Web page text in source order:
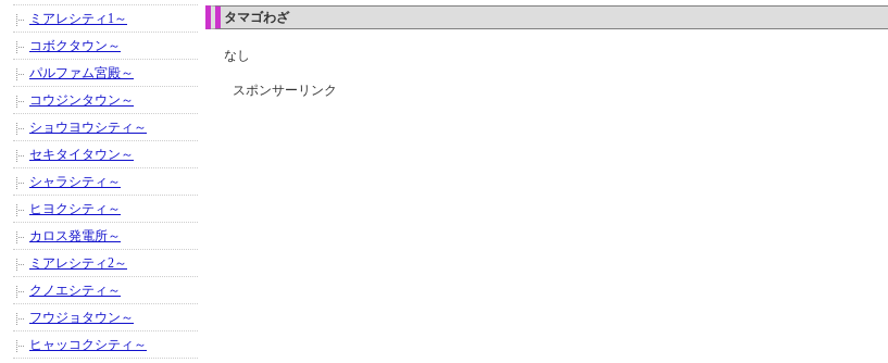
タマゴわざ
なし
スポンサーリンク
ミアレシティ1～
コボクタウン～
パルファム宮殿～
コウジンタウン～
ショウヨウシティ～
セキタイタウン～
シャラシティ～
ヒヨクシティ～
カロス発電所～
ミアレシティ2～
クノエシティ～
フウジョタウン～
ヒャッコクシティ～